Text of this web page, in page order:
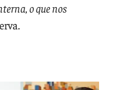
o que nos